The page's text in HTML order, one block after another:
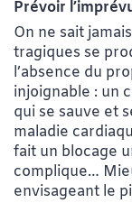
Prévoir
On ne sait
tragiques se
l’absence du
injoignable : un
qui se sauve et
maladie
fait un blocage
complique…
envisageant le